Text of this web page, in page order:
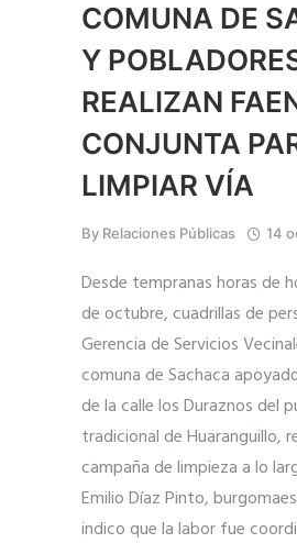
COMUNA DE
Y
REALIZAN
CONJUNTA
LIMPIAR VÍA
By Relaciones Públicas 14
Desde tempranas horas de
de octubre, cuadrillas de
Gerencia de Servicios
comuna de Sachaca
de la calle los Duraznos del
tradicional de Huaranguillo,
campaña de limpieza a lo
Emilio Díaz Pinto,
indico que la labor fue